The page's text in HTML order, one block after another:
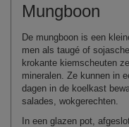
Mungboon
De mungboon is een
men als taugé of
krokante kiemscheuten
mineralen. Ze kunnen in
dagen in de koelkast
salades, wokgerechten.
In een glazen pot,